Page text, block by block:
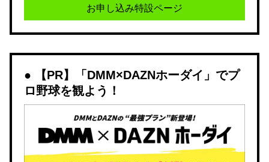
お申し込み特設ページ
【PR】「DMM×DAZNホーダイ」でプ
ロ野球を観よう！